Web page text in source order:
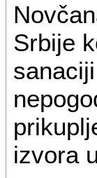
Srbije
izvora